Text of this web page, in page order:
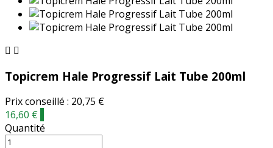
 
Topicrem Hale Progressif Lait Tube 200ml
Prix conseillé : 20,75 €
16,60 €
Quantité